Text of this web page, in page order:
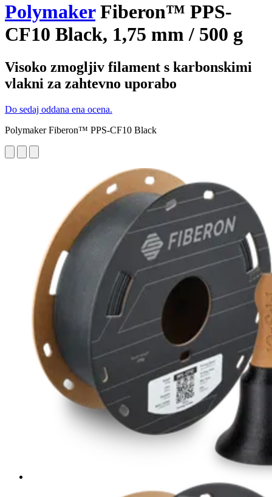
PolymakerFiberon™ PPS-
CF10 Black, 1,75 mm / 500 g
Visoko zmogljiv filament s karbonskimi
vlakni za zahtevno uporabo
Do sedaj oddana ena ocena.
Polymaker Fiberon™ PPS-CF10 Black